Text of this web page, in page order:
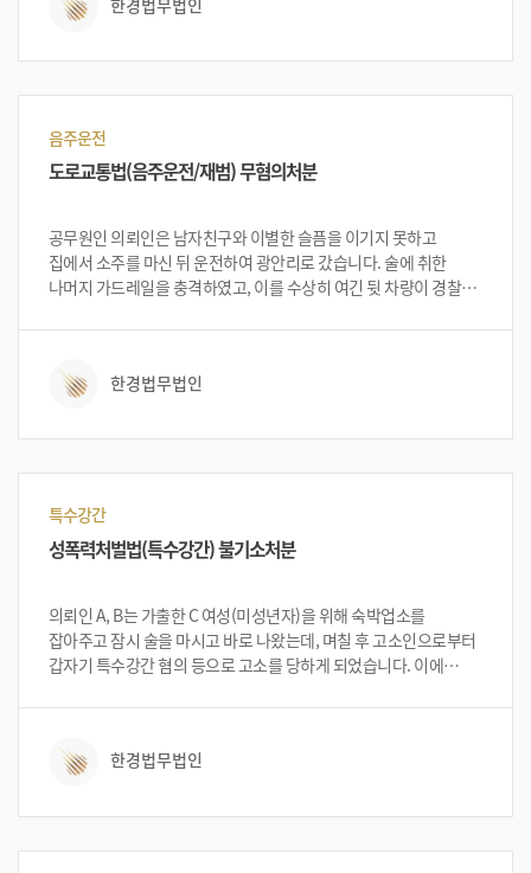
재생한 휴대폰을 공연히 전시하였다는 내용으로 경찰조사를 받게
음주운전
도로교통법(음주운전/재범) 무혐의처분
공무원인 의뢰인은 남자친구와 이별한 슬픔을 이기지 못하고
집에서 소주를 마신 뒤 운전하여 광안리로 갔습니다. 술에 취한
나머지 가드레일을 충격하였고, 이를 수상히 여긴 뒷 차량이 경찰에
차량을 주차하였고, 우연히 지인을 만나 호프집에서 맥주를 더
부른 뒤 주차된 차량으로 이동하였는데, 거기서 출동하여 기다리고
측정결과가 나오는 바람에 도로교통법 위반(음주운전)으로
한경법무법인
특수강간
성폭력처벌법(특수강간) 불기소처분
의뢰인 A, B는 가출한 C 여성(미성년자)을 위해 숙박업소를
잡아주고 잠시 술을 마시고 바로 나왔는데, 며칠 후 고소인으로부터
갑자기 특수강간 혐의 등으로 고소를 당하게 되었습니다. 이에
사실확인서를 받았으나, 그럼에도 C는 몇 년 후 다시 예전 사건을
받고자 법무법인 한경에 내방하여 변호사상담을 받게 되었습니다.
한경법무법인